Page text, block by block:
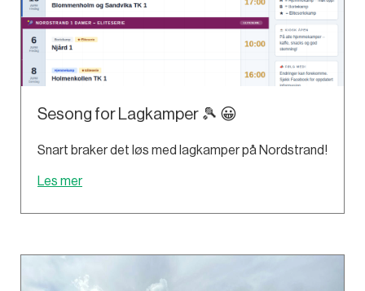
Sesong for Lagkamper 🎾 😀
Snart braker det løs med lagkamper på Nordstrand!
Les mer